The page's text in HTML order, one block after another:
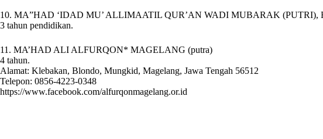
10. MA”HAD ‘IDAD MU’ ALLIMAATIL QUR’AN WADI MUBARAK (PUTRI),
3 tahun pendidikan.
11. MA’HAD ALI ALFURQON* MAGELANG (putra)
4 tahun.
Alamat: Klebakan, Blondo, Mungkid, Magelang, Jawa Tengah 56512
Telepon: 0856-4223-0348
https://www.facebook.com/alfurqonmagelang.or.id